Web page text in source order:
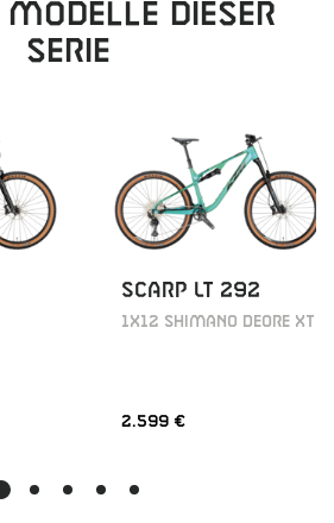
Modelle dieser
Serie
SCARP LT 292
1X12 SHIMANO DEORE XT
2.599 €